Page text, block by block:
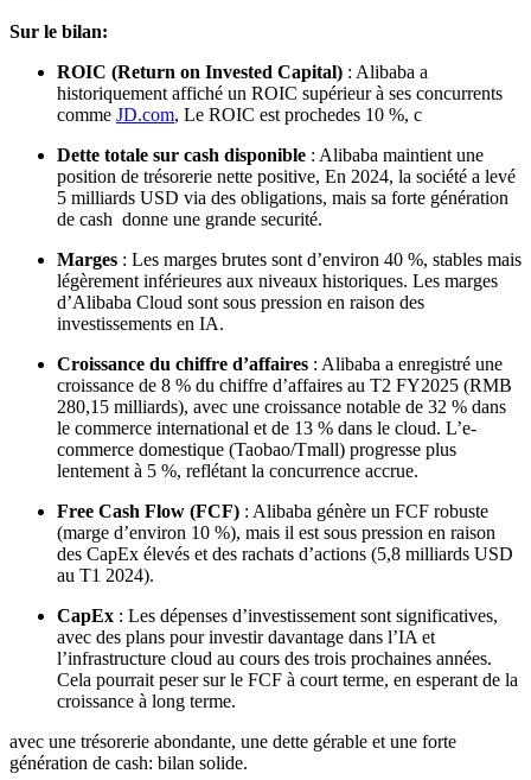
Sur le bilan:
ROIC (Return on Invested Capital) : Alibaba a
historiquement affiché un ROIC supérieur à ses concurrents
comme JD.com, Le ROIC est prochedes 10 %, c
Dette totale sur cash disponible : Alibaba maintient une
position de trésorerie nette positive, En 2024, la société a levé
5 milliards USD via des obligations, mais sa forte génération
de cash donne une grande securité.
Marges : Les marges brutes sont d’environ 40 %, stables mais
légèrement inférieures aux niveaux historiques. Les marges
d’Alibaba Cloud sont sous pression en raison des
investissements en IA.
Croissance du chiffre d’affaires : Alibaba a enregistré une
croissance de 8 % du chiffre d’affaires au T2 FY2025 (RMB
280,15 milliards), avec une croissance notable de 32 % dans
le commerce international et de 13 % dans le cloud. L’e-
commerce domestique (Taobao/Tmall) progresse plus
lentement à 5 %, reflétant la concurrence accrue.
Free Cash Flow (FCF) : Alibaba génère un FCF robuste
(marge d’environ 10 %), mais il est sous pression en raison
des CapEx élevés et des rachats d’actions (5,8 milliards USD
au T1 2024).
CapEx : Les dépenses d’investissement sont significatives,
avec des plans pour investir davantage dans l’IA et
l’infrastructure cloud au cours des trois prochaines années.
Cela pourrait peser sur le FCF à court terme, en esperant de la
croissance à long terme.
avec une trésorerie abondante, une dette gérable et une forte
génération de cash: bilan solide.